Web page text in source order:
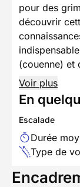
pour des
découvrir
(couenne) et
Voir plus
En
Escalade
Durée
Type de